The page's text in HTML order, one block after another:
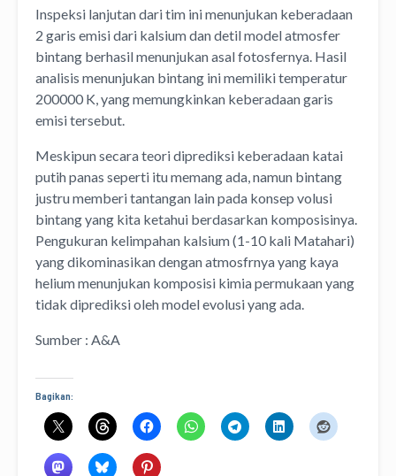
Inspeksi lanjutan dari tim ini menunjukan keberadaan
2 garis emisi dari kalsium dan detil model atmosfer
bintang berhasil menunjukan asal fotosfernya. Hasil
analisis menunjukan bintang ini memiliki temperatur
200000 K, yang memungkinkan keberadaan garis
emisi tersebut.
Meskipun secara teori diprediksi keberadaan katai
putih panas seperti itu memang ada, namun bintang
justru memberi tantangan lain pada konsep volusi
bintang yang kita ketahui berdasarkan komposisinya.
Pengukuran kelimpahan kalsium (1-10 kali Matahari)
yang dikominasikan dengan atmosfrnya yang kaya
helium menunjukan komposisi kimia permukaan yang
tidak diprediksi oleh model evolusi yang ada.
Sumber : A&A
Bagikan: